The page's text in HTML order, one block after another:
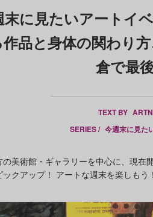
末に見たいアートイ
品と身体の関わり
倉で最
TEXT BY
SERIES / 今週末に見た
の美術館・ギャラリーを中心に、現在
ックアップ！ アートな週末を楽しもう！